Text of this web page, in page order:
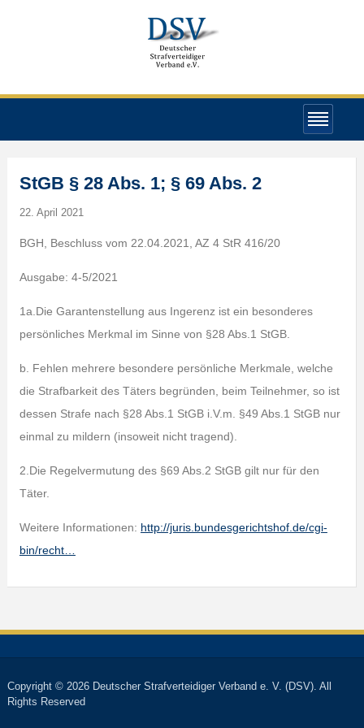
StGB § 28 Abs. 1; § 69 Abs. 2
22. April 2021
BGH, Beschluss vom 22.04.2021, AZ 4 StR 416/20
Ausgabe: 4-5/2021
1a.Die Garantenstellung aus Ingerenz ist ein besonderes
persönliches Merkmal im Sinne von §28 Abs.1 StGB.
b. Fehlen mehrere besondere persönliche Merkmale, welche
die Strafbarkeit des Täters begründen, beim Teilnehmer, so ist
dessen Strafe nach §28 Abs.1 StGB i.V.m. §49 Abs.1 StGB nur
einmal zu mildern (insoweit nicht tragend).
2.Die Regelvermutung des §69 Abs.2 StGB gilt nur für den
Täter.
Weitere Informationen: http://juris.bundesgerichtshof.de/cgi-
bin/recht…
Copyright © 2026 Deutscher Strafverteidiger Verband e. V. (DSV). All
Rights Reserved